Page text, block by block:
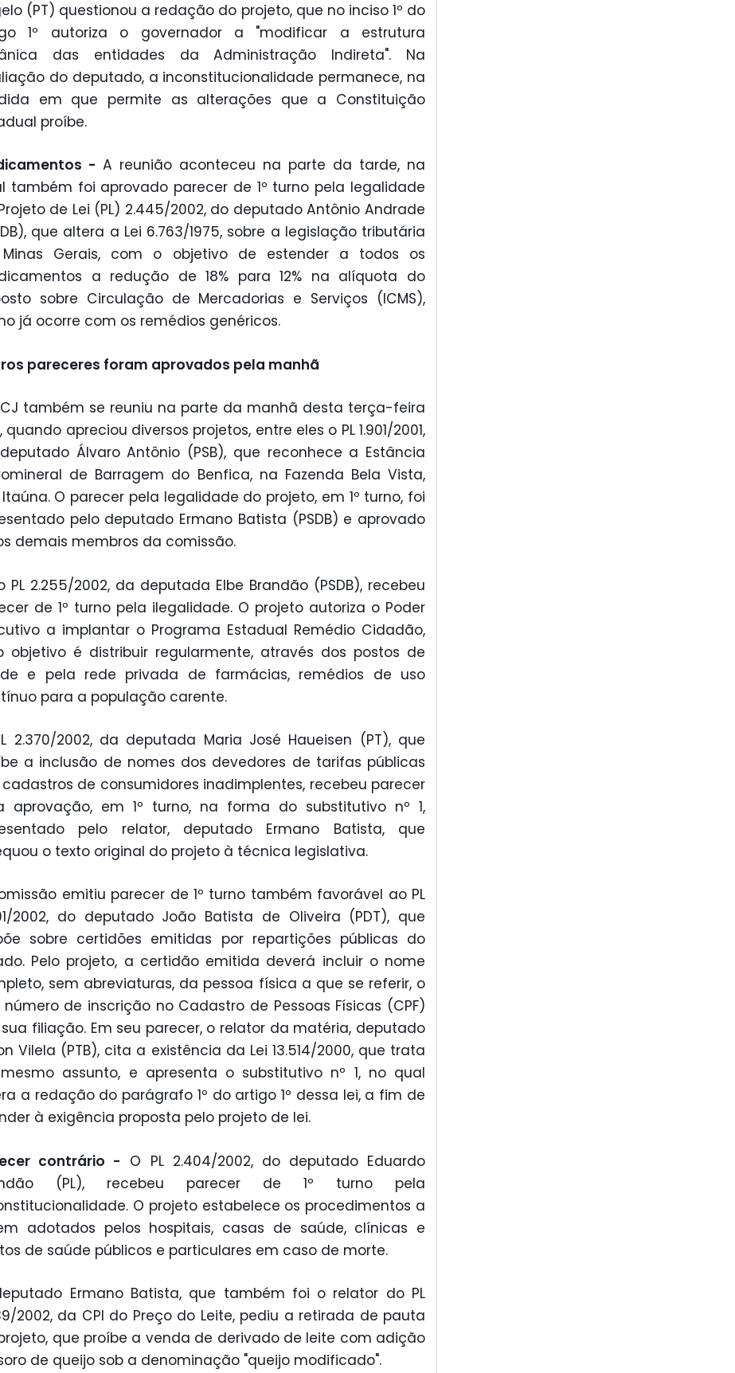
(PT) questionou a redação do projeto, que no inciso 1º do
1º autoriza o governador a "modificar a estrutura
das entidades da Administração Indireta". Na
do deputado, a inconstitucionalidade permanece, na
em que permite as alterações que a Constituição
proíbe.
- A reunião aconteceu na parte da tarde, na
também foi aprovado parecer de 1º turno pela legalidade
de Lei (PL) 2.445/2002, do deputado Antônio Andrade
que altera a Lei 6.763/1975, sobre a legislação tributária
Gerais, com o objetivo de estender a todos os
a redução de 18% para 12% na alíquota do
sobre Circulação de Mercadorias e Serviços (ICMS),
já ocorre com os remédios genéricos.
pareceres foram aprovados pela manhã
também se reuniu na parte da manhã desta terça-feira
quando apreciou diversos projetos, entre eles o PL 1.901/2001,
Álvaro Antônio (PSB), que reconhece a Estância
de Barragem do Benfica, na Fazenda Bela Vista,
O parecer pela legalidade do projeto, em 1º turno, foi
pelo deputado Ermano Batista (PSDB) e aprovado
demais membros da comissão.
PL 2.255/2002, da deputada Elbe Brandão (PSDB), recebeu
de 1º turno pela ilegalidade. O projeto autoriza o Poder
a implantar o Programa Estadual Remédio Cidadão,
objetivo é distribuir regularmente, através dos postos de
e pela rede privada de farmácias, remédios de uso
para a população carente.
2.370/2002, da deputada Maria José Haueisen (PT), que
a inclusão de nomes dos devedores de tarifas públicas
de consumidores inadimplentes, recebeu parecer
aprovação, em 1º turno, na forma do substitutivo nº 1,
pelo relator, deputado Ermano Batista, que
o texto original do projeto à técnica legislativa.
emitiu parecer de 1º turno também favorável ao PL
2002, do deputado João Batista de Oliveira (PDT), que
sobre certidões emitidas por repartições públicas do
Pelo projeto, a certidão emitida deverá incluir o nome
sem abreviaturas, da pessoa física a que se referir, o
número de inscrição no Cadastro de Pessoas Físicas (CPF)
filiação. Em seu parecer, o relator da matéria, deputado
Vilela (PTB), cita a existência da Lei 13.514/2000, que trata
assunto, e apresenta o substitutivo nº 1, no qual
a redação do parágrafo 1º do artigo 1º dessa lei, a fim de
à exigência proposta pelo projeto de lei.
contrário - O PL 2.404/2002, do deputado Eduardo
(PL), recebeu parecer de 1º turno pela
O projeto estabelece os procedimentos a
adotados pelos hospitais, casas de saúde, clínicas e
de saúde públicos e particulares em caso de morte.
Ermano Batista, que também foi o relator do PL
2002, da CPI do Preço do Leite, pediu a retirada de pauta
que proíbe a venda de derivado de leite com adição
de queijo sob a denominação "queijo modificado".